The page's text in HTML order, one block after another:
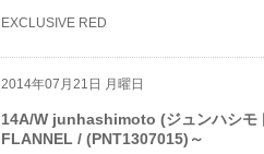
EXCLUSIVE RED
2014年07月21日 月曜日
14A/W junhashimoto (ジュンハシモ
FLANNEL / (PNT1307015)～